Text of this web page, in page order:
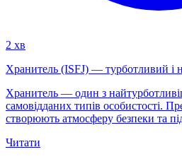
2 хв
Хранитель (ISFJ) — турботливий і
Хранитель — один з
самовідданих типів особистості.
створюють атмосферу безпеки та
Читати